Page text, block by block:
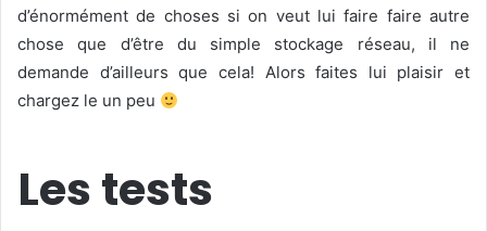
d’énormément de choses si on veut lui faire faire autre
chose que d’être du simple stockage réseau, il ne
demande d’ailleurs que cela! Alors faites lui plaisir et
chargez le un peu
Les tests